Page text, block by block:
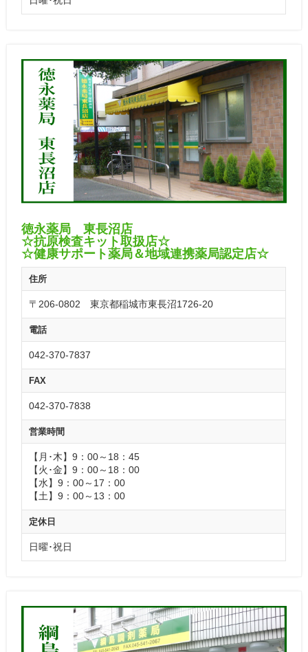
徳永薬局 東長沼店
☆抗原検査キット取扱店☆
☆健康サポート薬局＆地域連携薬局認定店☆
住所
〒206-0802 東京都稲城市東長沼1726-20
電話
042-370-7837
FAX
042-370-7838
営業時間
【月･木】9：00～18：45
【火･金】9：00～18：00
【水】9：00～17：00
【土】9：00～13：00
定休日
日曜･祝日